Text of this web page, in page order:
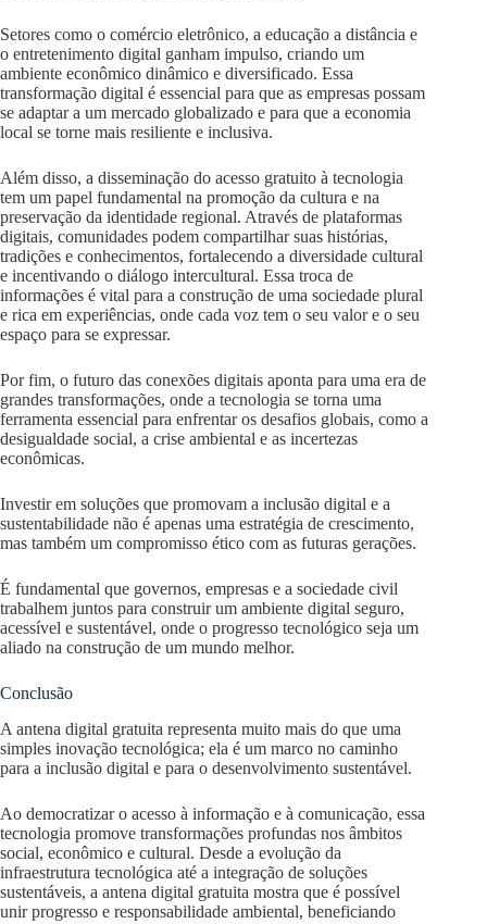
Setores como o comércio eletrônico, a educação a distância e
o entretenimento digital ganham impulso, criando um
ambiente econômico dinâmico e diversificado. Essa
transformação digital é essencial para que as empresas possam
se adaptar a um mercado globalizado e para que a economia
local se torne mais resiliente e inclusiva.
Além disso, a disseminação do acesso gratuito à tecnologia
tem um papel fundamental na promoção da cultura e na
preservação da identidade regional. Através de plataformas
digitais, comunidades podem compartilhar suas histórias,
tradições e conhecimentos, fortalecendo a diversidade cultural
e incentivando o diálogo intercultural. Essa troca de
informações é vital para a construção de uma sociedade plural
e rica em experiências, onde cada voz tem o seu valor e o seu
espaço para se expressar.
Por fim, o futuro das conexões digitais aponta para uma era de
grandes transformações, onde a tecnologia se torna uma
ferramenta essencial para enfrentar os desafios globais, como a
desigualdade social, a crise ambiental e as incertezas
econômicas.
Investir em soluções que promovam a inclusão digital e a
sustentabilidade não é apenas uma estratégia de crescimento,
mas também um compromisso ético com as futuras gerações.
É fundamental que governos, empresas e a sociedade civil
trabalhem juntos para construir um ambiente digital seguro,
acessível e sustentável, onde o progresso tecnológico seja um
aliado na construção de um mundo melhor.
Conclusão
A antena digital gratuita representa muito mais do que uma
simples inovação tecnológica; ela é um marco no caminho
para a inclusão digital e para o desenvolvimento sustentável.
Ao democratizar o acesso à informação e à comunicação, essa
tecnologia promove transformações profundas nos âmbitos
social, econômico e cultural. Desde a evolução da
infraestrutura tecnológica até a integração de soluções
sustentáveis, a antena digital gratuita mostra que é possível
unir progresso e responsabilidade ambiental, beneficiando